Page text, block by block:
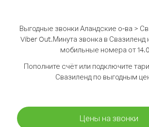
Выгодные звонки Аландские о-ва >
Viber Out.Минута звонка в Свазиленд
мобильные номера от
Пополните счёт или подключите
Свазиленд по выгодным
Цены на звонки